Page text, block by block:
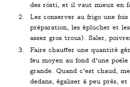
des rösti, et il vaut mieux en
Les conserver au frigo une
préparation, les éplucher et
assez gros trous). Saler,
Faire chauffer une quantité
feu moyen au fond d'une poële
grande. Quand c'est chaud,
dedans, égaliser à peu près,